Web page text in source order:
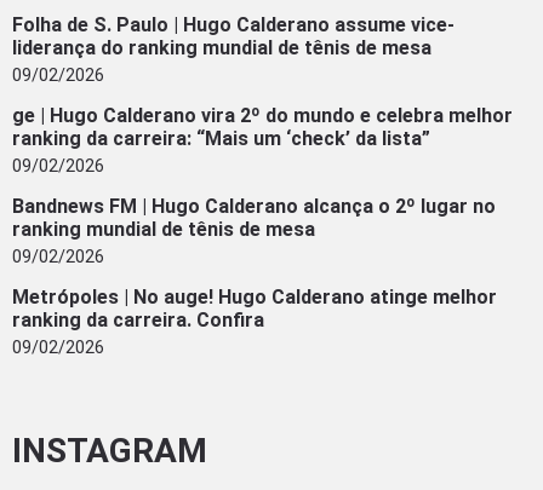
Folha de S. Paulo | Hugo Calderano assume vice-
liderança do ranking mundial de tênis de mesa
09/02/2026
ge | Hugo Calderano vira 2º do mundo e celebra melhor
ranking da carreira: “Mais um ‘check’ da lista”
09/02/2026
Bandnews FM | Hugo Calderano alcança o 2º lugar no
ranking mundial de tênis de mesa
09/02/2026
Metrópoles | No auge! Hugo Calderano atinge melhor
ranking da carreira. Confira
09/02/2026
INSTAGRAM